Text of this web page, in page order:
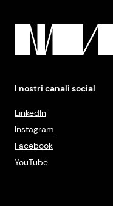
I nostri canali social
LinkedIn
Instagram
Facebook
YouTube